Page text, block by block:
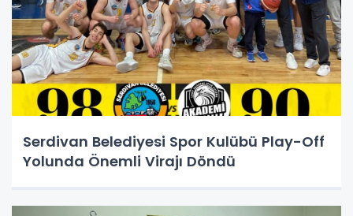
Serdivan Belediyesi Spor Kulübü Play-Off
Yolunda Önemli Virajı Döndü